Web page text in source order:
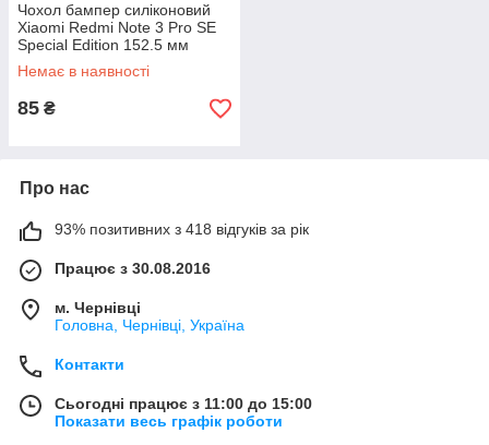
Чохол бампер силіконовий
Xiaomi Redmi Note 3 Pro SE
Special Edition 152.5 мм
Немає в наявності
85 ₴
Про нас
93% позитивних з 418 відгуків за рік
Працює з 30.08.2016
м. Чернівці
Головна, Чернівці, Україна
Контакти
Сьогодні працює з 11:00 до 15:00
Показати весь графік роботи